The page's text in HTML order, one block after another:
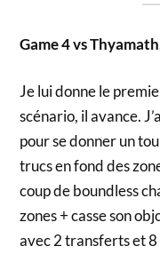
Game 4 vs
Je lui donne le
scénario, il avance.
pour se donner un
trucs en fond des
coup de boundless
zones + casse son
avec 2 transferts et